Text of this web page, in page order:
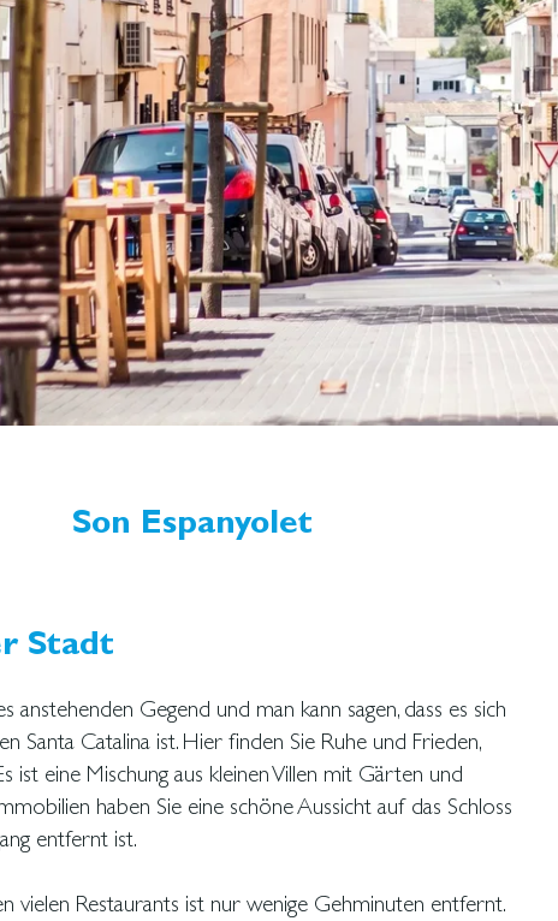
Son Espanyolet
Stadt
anstehenden Gegend und man kann sagen, dass es sich
Santa Catalina ist. Hier finden Sie Ruhe und Frieden,
ist eine Mischung aus kleinen Villen mit Gärten und
haben Sie eine schöne Aussicht auf das Schloss
entfernt ist.
vielen Restaurants ist nur wenige Gehminuten entfernt.